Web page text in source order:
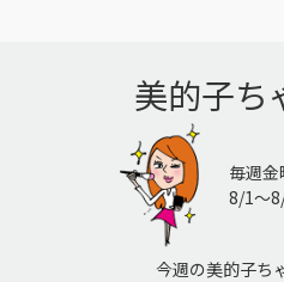
美的子ち
毎週金
8/1〜
今週の美的子ち